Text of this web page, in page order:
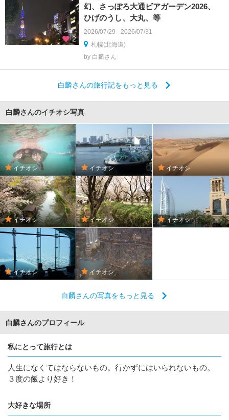
2
幻、さっぽろ大通ビアガーデン2026、
ひげのうし、大丸、等
2026/07/29 - 2026/07/31
札幌(北海道)
by 白麟さん
白麟さんの旅行記をもっと見る
白麟さんのイチオシ写真
イチオシ イチオシ イチオシ
イチオシ イチオシ イチオシ
イチオシ イチオシ
白麟さんの写真をもっと見る
白麟さんのプロフィール
私にとって旅行とは
人生になくてはならないもの。行かずにはいられないもの。
３度の飯より好き！
大好きな場所